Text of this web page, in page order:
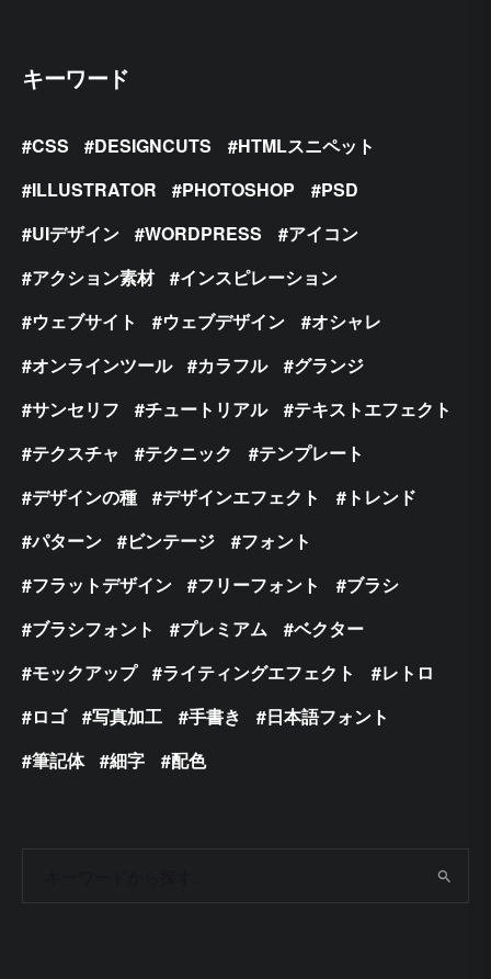
キーワード
CSS DESIGNCUTS
HTMLスニペット
ILLUSTRATOR
PHOTOSHOP
PSD
UIデザイン
WORDPRESS
アイコン
アクション素材
インスピレーション
ウェブサイト
ウェブデザイン
オシャレ
オンラインツール
カラフル
グランジ
サンセリフ
チュートリアル
テキストエフェクト
テクスチャ
テクニック
テンプレート
デザインの種
デザインエフェクト
トレンド
パターン
ビンテージ
フォント
フラットデザイン
フリーフォント
ブラシ
ブラシフォント
プレミアム
ベクター
モックアップ
ライティングエフェクト
レトロ
ロゴ
写真加工 手書き
日本語フォント
筆記体
細字 配色